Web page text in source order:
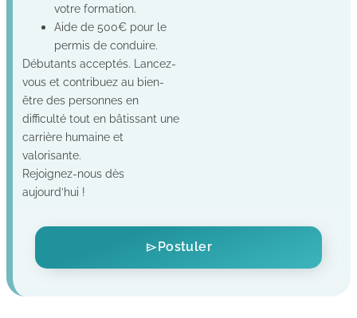
votre formation.
Aide de 500€ pour le
permis de conduire.
Débutants acceptés. Lancez-
vous et contribuez au bien-
être des personnes en
difficulté tout en bâtissant une
carrière humaine et
valorisante.
Rejoignez-nous dès
aujourd’hui !
Postuler